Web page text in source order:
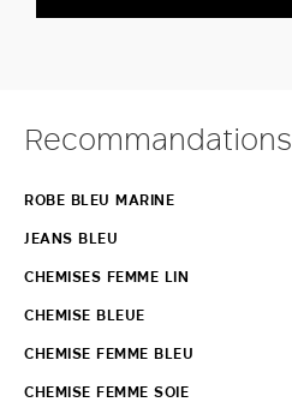
Recommandations
ROBE BLEU MARINE
JEANS BLEU
CHEMISES FEMME LIN
CHEMISE BLEUE
CHEMISE FEMME BLEU
CHEMISE FEMME SOIE